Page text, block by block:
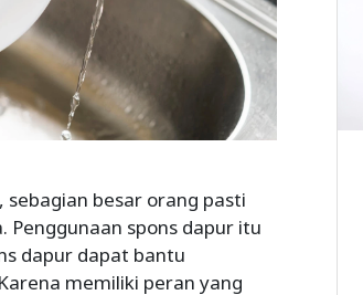
besar orang pasti
Penggunaan spons dapur itu
dapur dapat bantu
memiliki peran yang